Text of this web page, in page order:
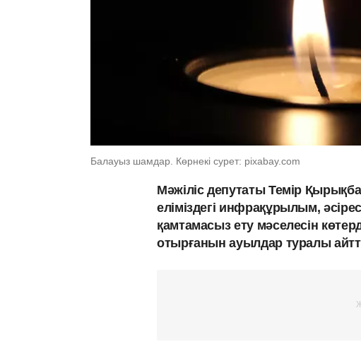
Балауыз шамдар. Көрнекі сурет: pixabay.com
Мәжіліс депутаты Темір
еліміздегі инфрақұрылым,
қамтамасыз ету мәселесін
отырғанын ауылдар туралы